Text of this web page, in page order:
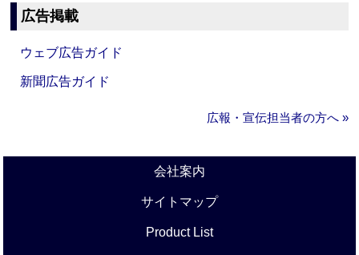
広告掲載
ウェブ広告ガイド
新聞広告ガイド
広報・宣伝担当者の方へ »
会社案内
サイトマップ
Product List